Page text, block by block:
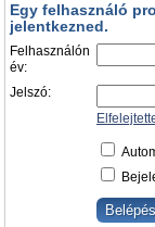
Egy felhasználó
jelentkezned.
Felhasználón
év:
Jelszó: